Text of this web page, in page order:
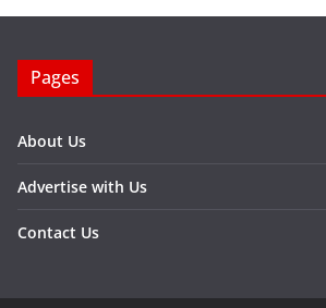
Pages
About Us
Advertise with Us
Contact Us